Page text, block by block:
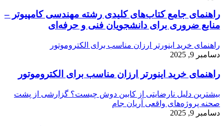
راهنمای جامع کتاب‌های کلیدی رشته مهندسی کامپیوتر –
منابع ضروری برای دانشجویان فنی و حرفه‌ای
راهنمای خرید اینورتر ارزان مناسب برای الکتروموتور
دسامبر 9, 2025
راهنمای خرید اینورتر ارزان مناسب برای الکتروموتور
بیشترین دلیل نارضایتی از کابین دوش چیست؟ گزارشی از پشت
صحنه پروژه‌های واقعی آریان جام
دسامبر 9, 2025